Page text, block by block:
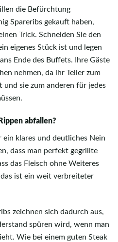
die Befürchtung
Spareribs gekauft haben,
Trick. Schneiden Sie den
eigenes Stück ist und legen
Ende des Buffets. Ihre Gäste
nehmen, da ihr Teller zum
und sie zum anderen für jedes
abfallen?
ein klares und deutliches Nein
dass man perfekt gegrillte
das Fleisch ohne Weiteres
ist ein weit verbreiteter
zeichnen sich dadurch aus,
spüren wird, wenn man
Wie bei einem guten Steak